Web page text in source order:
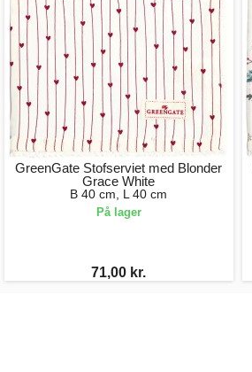
GreenGate Stofserviet med Blonder
Grace White
B 40 cm, L 40 cm
På lager
71,00 kr.